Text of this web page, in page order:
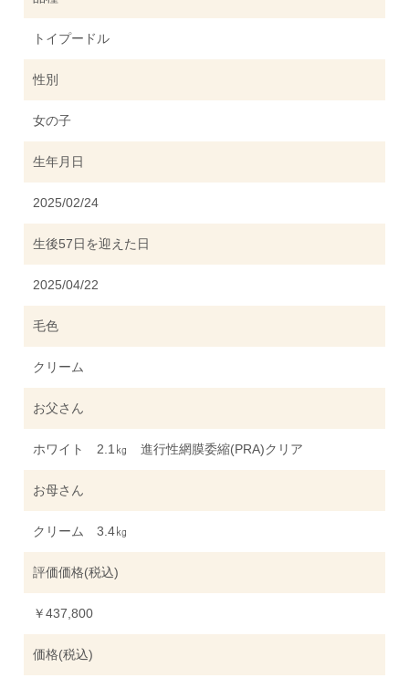
トイプードル
性別
女の子
生年月日
2025/02/24
生後57日を迎えた日
2025/04/22
毛色
クリーム
お父さん
ホワイト 2.1㎏ 進行性網膜委縮(PRA)クリア
お母さん
クリーム 3.4㎏
評価価格(税込)
￥437,800
価格(税込)